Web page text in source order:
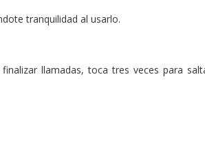
tranquilidad al usarlo.
llamadas, toca tres veces para